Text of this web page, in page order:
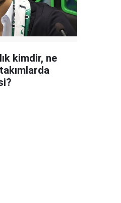
kimdir, ne